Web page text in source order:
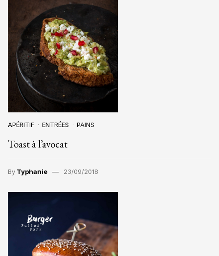
APÉRITIF ENTRÉES PAINS
Toast à l’avocat
By Typhanie 23/09/2018